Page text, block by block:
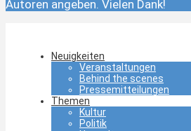
Autoren angeben. Vielen Dank!
Neuigkeiten
Veranstaltungen
Behind the scenes
Pressemitteilungen
Themen
Kultur
Politik